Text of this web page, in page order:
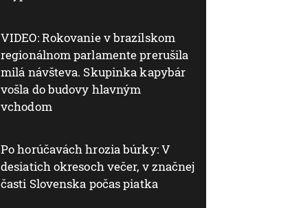
VIDEO: Rokovanie v brazílskom
regionálnom parlamente prerušila
milá návšteva. Skupinka kapybár
vošla do budovy hlavným
vchodom
Po horúčavách hrozia búrky: V
desiatich okresoch večer, v značnej
časti Slovenska počas piatka